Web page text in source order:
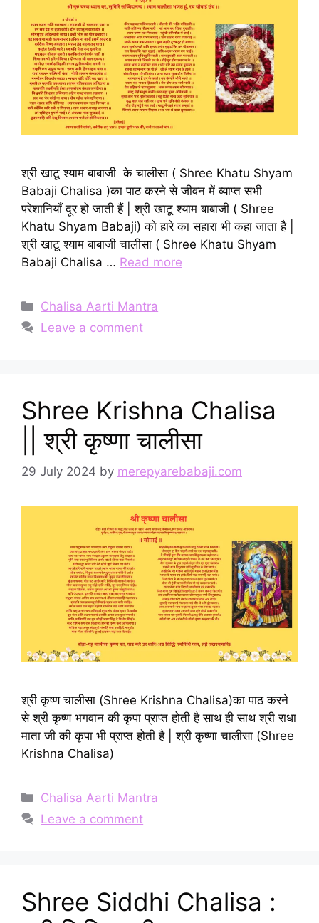
श्री खाटू श्याम बाबाजी के चालीसा ( Shree Khatu Shyam
Babaji Chalisa )का पाठ करने से जीवन में व्याप्त सभी
परेशानियाँ दूर हो जाती हैं | श्री खाटू श्याम बाबाजी ( Shree
Khatu Shyam Babaji) को हारे का सहारा भी कहा जाता है |
श्री खाटू श्याम बाबाजी चालीसा ( Shree Khatu Shyam
Babaji Chalisa … Read more
Categories
Chalisa Aarti Mantra
Leave a comment
Shree Krishna Chalisa
|| श्री कृष्णा चालीसा
29 July 2024 by merepyarebabaji.com
श्री कृष्ण चालीसा (Shree Krishna Chalisa)का पाठ करने
से श्री कृष्ण भगवान की कृपा प्राप्त होती है साथ ही साथ श्री राधा
माता जी की कृपा भी प्राप्त होती है | श्री कृष्णा चालीसा (Shree
Krishna Chalisa)
Categories
Chalisa Aarti Mantra
Leave a comment
Shree Siddhi Chalisa :